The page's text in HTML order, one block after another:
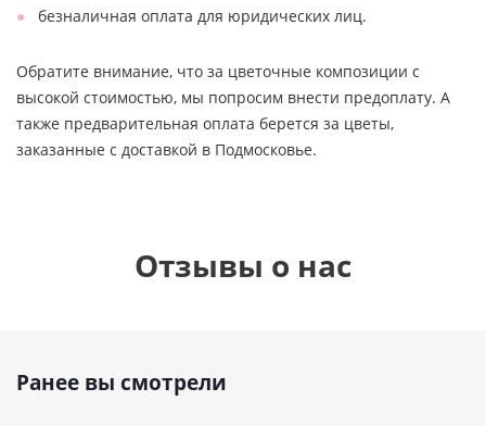
безналичная оплата для юридических лиц.
Обратите внимание, что за цветочные композиции с
высокой стоимостью, мы попросим внести предоплату. А
также предварительная оплата берется за цветы,
заказанные с доставкой в Подмосковье.
Отзывы о нас
Ранее вы смотрели